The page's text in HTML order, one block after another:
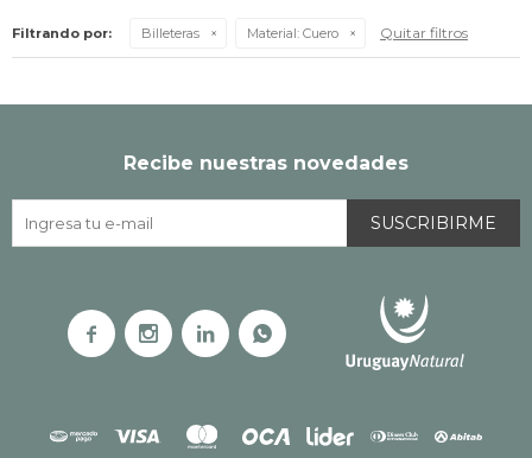
Filtrando por: Billeteras Material: Cuero Quitar filtros
Recibe nuestras novedades
SUSCRIBIRME
   